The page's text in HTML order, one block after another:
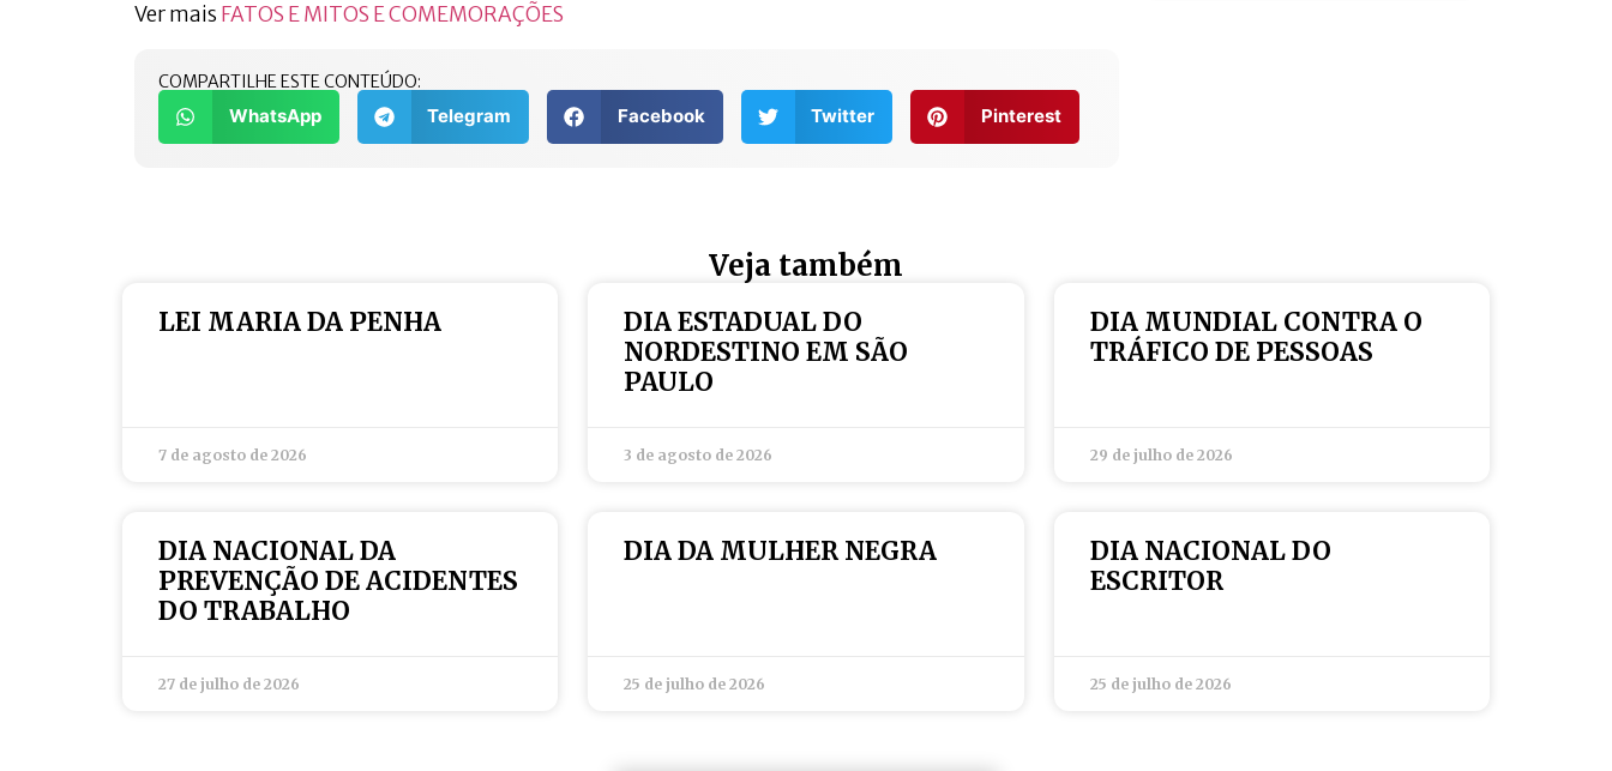
Ver mais FATOS E MITOS E COMEMORAÇÕES
COMPARTILHE ESTE CONTEÚDO:
WhatsApp Telegram Facebook Twitter Pinterest
Veja também
LEI MARIA DA PENHA
7 de agosto de 2026
DIA ESTADUAL DO
NORDESTINO EM SÃO
PAULO
3 de agosto de 2026
DIA MUNDIAL CONTRA O
TRÁFICO DE PESSOAS
29 de julho de 2026
DIA NACIONAL DA
PREVENÇÃO DE ACIDENTES
DO TRABALHO
27 de julho de 2026
DIA DA MULHER NEGRA
25 de julho de 2026
DIA NACIONAL DO
ESCRITOR
25 de julho de 2026